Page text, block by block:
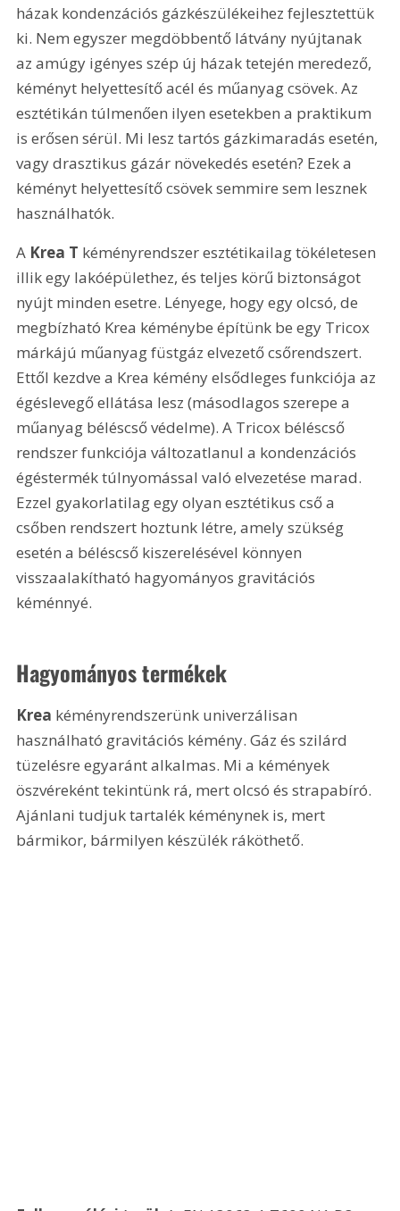
házak kondenzációs gázkészülékeihez fejlesztettük
ki. Nem egyszer megdöbbentő látvány nyújtanak
az amúgy igényes szép új házak tetején meredező,
kéményt helyettesítő acél és műanyag csövek. Az
esztétikán túlmenően ilyen esetekben a praktikum
is erősen sérül. Mi lesz tartós gázkimaradás esetén,
vagy drasztikus gázár növekedés esetén? Ezek a
kéményt helyettesítő csövek semmire sem lesznek
használhatók.
A Krea T kéményrendszer esztétikailag tökéletesen
illik egy lakóépülethez, és teljes körű biztonságot
nyújt minden esetre. Lényege, hogy egy olcsó, de
megbízható Krea kéménybe építünk be egy Tricox
márkájú műanyag füstgáz elvezető csőrendszert.
Ettől kezdve a Krea kémény elsődleges funkciója az
égéslevegő ellátása lesz (másodlagos szerepe a
műanyag béléscső védelme). A Tricox béléscső
rendszer funkciója változatlanul a kondenzációs
égéstermék túlnyomással való elvezetése marad.
Ezzel gyakorlatilag egy olyan esztétikus cső a
csőben rendszert hoztunk létre, amely szükség
esetén a béléscső kiszerelésével könnyen
visszaalakítható hagyományos gravitációs
kéménnyé.
Hagyományos termékek
Krea kéményrendszerünk univerzálisan
használható gravitációs kémény. Gáz és szilárd
tüzelésre egyaránt alkalmas. Mi a kémények
öszvéreként tekintünk rá, mert olcsó és strapabíró.
Ajánlani tudjuk tartalék kéménynek is, mert
bármikor, bármilyen készülék ráköthető.